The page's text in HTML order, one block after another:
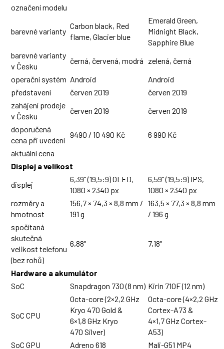
označení modelu
barevné varianty
Carbon black, Red
flame, Glacier blue
Emerald Green,
Midnight Black,
Sapphire Blue
barevné varianty
v Česku
černá, červená, modrá zelená, černá
operační systém Android
Android
představení
červen 2019
červen 2019
zahájení prodeje
v Česku
červen 2019
červen 2019
doporučená
cena při uvedení
9490 / 10 490 Kč
6 990 Kč
aktuální cena
Displej a velikost
displej
6,39" (19,5:9) OLED,
1080 × 2340 px
6,59" (19,5:9) IPS,
1080 × 2340 px
rozměry a
hmotnost
156,7 × 74,3 × 8,8 mm /
191 g
163,5 × 77,3 × 8,8 mm
/ 196 g
spočítaná
skutečná
velikost telefonu
(bez rohů)
6,88" 7,18"
Hardware a akumulátor
SoC
Snapdragon 730 (8 nm) Kirin 710F (12 nm)
SoC CPU
Octa-core (2×2,2 GHz
Kryo 470 Gold &
6×1,8 GHz Kryo
470 Silver)
Octa-core (4×2,2 GHz
Cortex-A73 &
4×1,7 GHz Cortex-
A53)
SoC GPU
Adreno 618 Mali-G51 MP4